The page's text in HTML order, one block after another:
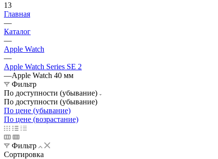
13
Главная
—
Каталог
—
Apple Watch
—
Apple Watch Series SE 2
—Apple Watch 40 мм
Фильтр
По доступности (убывание)
По доступности (убывание)
По цене (убывание)
По цене (возрастание)
Фильтр
Сортировка